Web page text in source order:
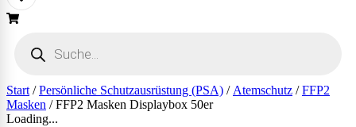
search
Start /Persönliche Schutzausrüstung (PSA) / Atemschutz /FFP2
Masken / FFP2 Masken Displaybox 50er
Loading...